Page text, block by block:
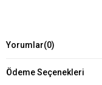
Yorumlar(0)
Ödeme Seçenekleri